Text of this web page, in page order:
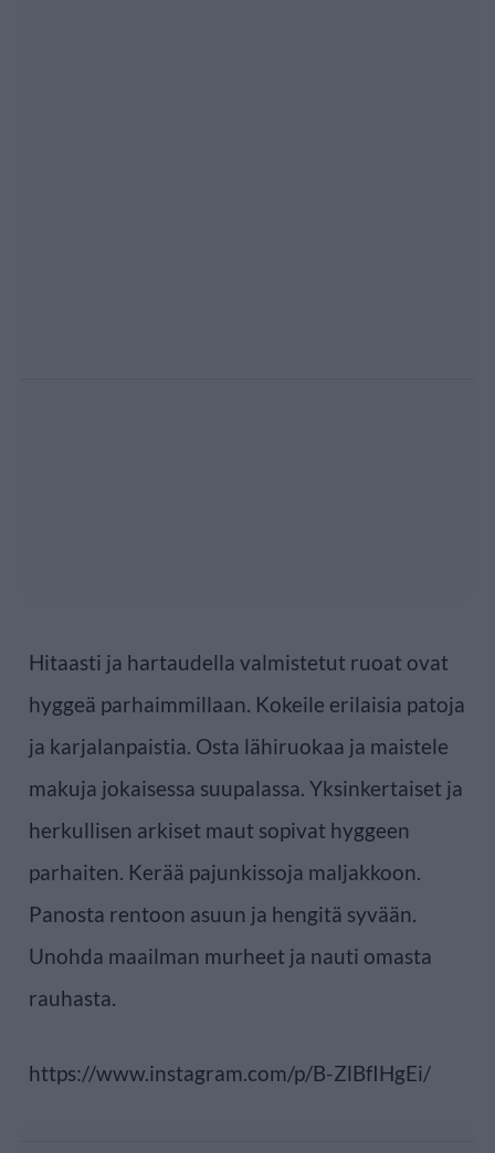
Hitaasti ja hartaudella valmistetut ruoat ovat
hyggeä parhaimmillaan. Kokeile erilaisia patoja
ja karjalanpaistia. Osta lähiruokaa ja maistele
makuja jokaisessa suupalassa. Yksinkertaiset ja
herkullisen arkiset maut sopivat hyggeen
parhaiten. Kerää pajunkissoja maljakkoon.
Panosta rentoon asuun ja hengitä syvään.
Unohda maailman murheet ja nauti omasta
rauhasta.
https://www.instagram.com/p/B-ZlBfIHgEi/